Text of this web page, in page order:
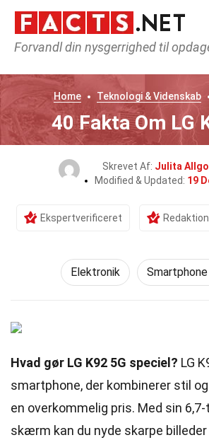
Forvandl din nysgerrighed til
Home Teknologi & Videnskab
40 Fakta Om LG
Skrevet Af: Julita
Modified & Updated: 19
Ekspertverificeret
Elektronik
Hvad gør LG K92 5G speciel? LG
smartphone, der kombinerer stil
en overkommelig pris. Med sin
skærm kan du nyde skarpe billeder